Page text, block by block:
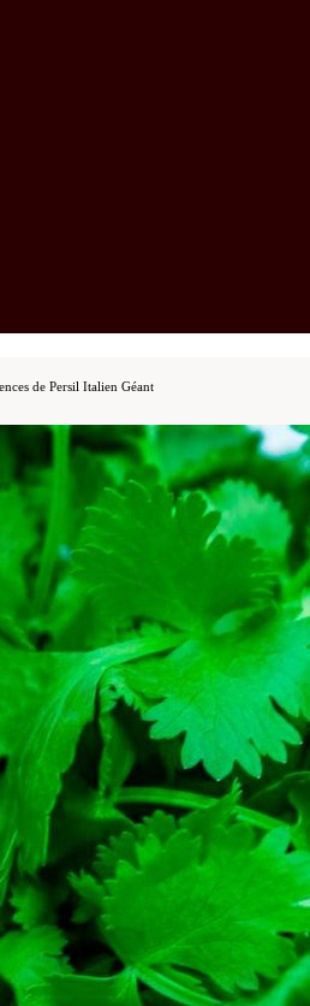
de Persil Italien Géant